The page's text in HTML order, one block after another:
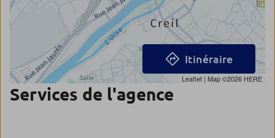
Leaflet | Map ©2026 HERE
Itinéraire
Services de l'agence